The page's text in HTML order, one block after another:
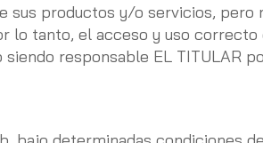
sus productos y/o servicios,
lo tanto, el acceso y uso
responsable EL TITULAR